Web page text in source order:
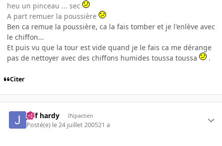
heu un pinceau ... sec
A part remuer la poussière
Ben ca remue la poussière, ca la fais tomber et je l'enlève avec
le chiffon...
Et puis vu que la tour est vide quand je le fais ca me dérange
pas de nettoyer avec des chiffons humides toussa toussa
.
Citer
jeff hardy INpactien
Posté(e) le 24 juillet 200521 a